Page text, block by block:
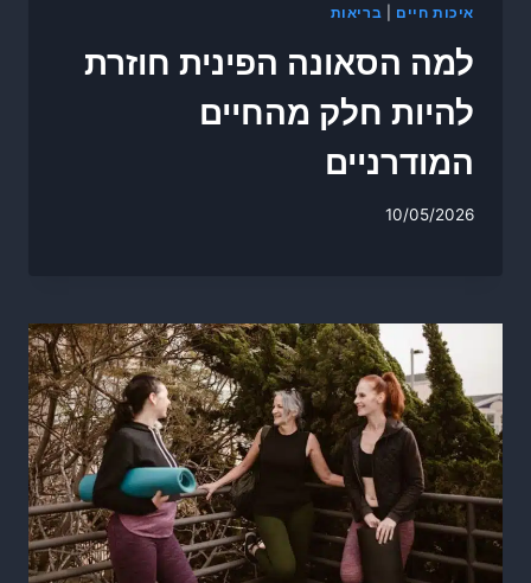
איכות חיים בריאות
למה הסאונה הפינית חוזרת
להיות חלק מהחיים
המודרניים
10/05/2026